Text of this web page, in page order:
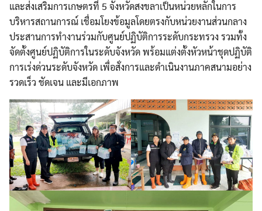
และส่งเสริมการเกษตรที่ 5 จังหวัดสงขลาเป็นหน่วยหลักในการ
บริหารสถานการณ์ เชื่อมโยงข้อมูลโดยตรงกับหน่วยงานส่วนกลาง
ประสานการทำงานร่วมกับศูนย์ปฏิบัติการระดับกระทรวง รวมทั้ง
จัดตั้งศูนย์ปฏิบัติการในระดับจังหวัด พร้อมแต่งตั้งหัวหน้าชุดปฏิบัติ
การเร่งด่วนระดับจังหวัด เพื่อสั่งการและดำเนินงานภาคสนามอย่าง
รวดเร็ว ชัดเจน และมีเอกภาพ